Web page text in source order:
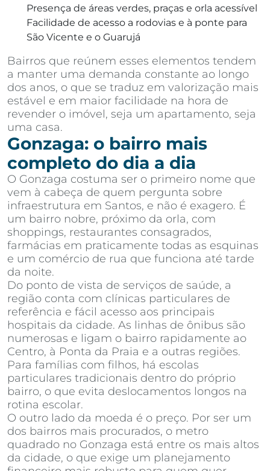
Presença de áreas verdes, praças e orla acessível
Facilidade de acesso a rodovias e à ponte para
São Vicente e o Guarujá
Bairros que reúnem esses elementos tendem
a manter uma demanda constante ao longo
dos anos, o que se traduz em valorização mais
estável e em maior facilidade na hora de
revender o imóvel, seja um apartamento, seja
uma casa.
Gonzaga: o bairro mais
completo do dia a dia
O Gonzaga costuma ser o primeiro nome que
vem à cabeça de quem pergunta sobre
infraestrutura em Santos, e não é exagero. É
um bairro nobre, próximo da orla, com
shoppings, restaurantes consagrados,
farmácias em praticamente todas as esquinas
e um comércio de rua que funciona até tarde
da noite.
Do ponto de vista de serviços de saúde, a
região conta com clínicas particulares de
referência e fácil acesso aos principais
hospitais da cidade. As linhas de ônibus são
numerosas e ligam o bairro rapidamente ao
Centro, à Ponta da Praia e a outras regiões.
Para famílias com filhos, há escolas
particulares tradicionais dentro do próprio
bairro, o que evita deslocamentos longos na
rotina escolar.
O outro lado da moeda é o preço. Por ser um
dos bairros mais procurados, o metro
quadrado no Gonzaga está entre os mais altos
da cidade, o que exige um planejamento